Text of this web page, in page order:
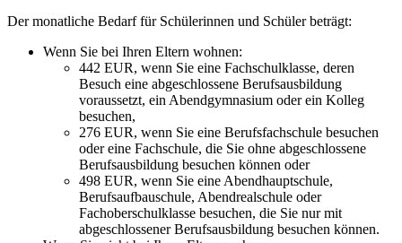
Der monatliche Bedarf für Schülerinnen und Schüler beträgt:
Wenn Sie bei Ihren Eltern wohnen:
442 EUR, wenn Sie eine Fachschulklasse, deren
Besuch eine abgeschlossene Berufsausbildung
voraussetzt, ein Abendgymnasium oder ein Kolleg
besuchen,
276 EUR, wenn Sie eine Berufsfachschule besuchen
oder eine Fachschule, die Sie ohne abgeschlossene
Berufsausbildung besuchen können oder
498 EUR, wenn Sie eine Abendhauptschule,
Berufsaufbauschule, Abendrealschule oder
Fachoberschulklasse besuchen, die Sie nur mit
abgeschlossener Berufsausbildung besuchen können.